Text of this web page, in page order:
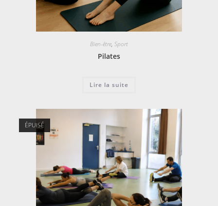
Bien-être, Sport
Pilates
Lire la suite
ÉPUISÉ